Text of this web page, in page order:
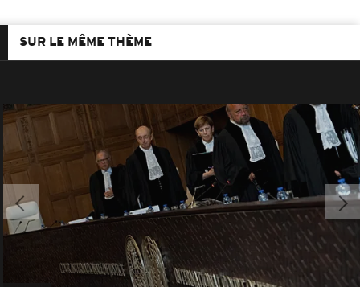
SUR LE MÊME THÈME